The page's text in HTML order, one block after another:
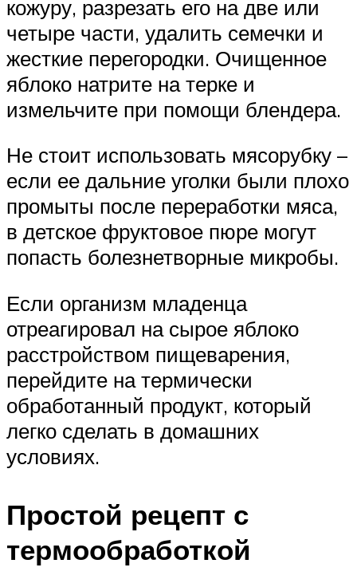
кожуру, разрезать его на две или
четыре части, удалить семечки и
жесткие перегородки. Очищенное
яблоко натрите на терке и
измельчите при помощи блендера.
Не стоит использовать мясорубку –
если ее дальние уголки были плохо
промыты после переработки мяса,
в детское фруктовое пюре могут
попасть болезнетворные микробы.
Если организм младенца
отреагировал на сырое яблоко
расстройством пищеварения,
перейдите на термически
обработанный продукт, который
легко сделать в домашних
условиях.
Простой рецепт с
термообработкой